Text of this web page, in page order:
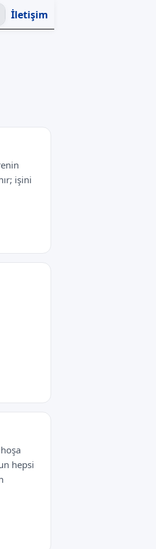
İletişim
işini
hepsi